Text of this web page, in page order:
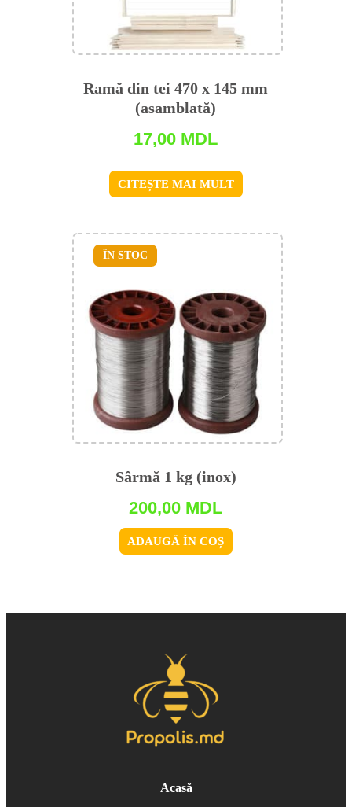
Ramă din tei 470 x 145 mm
(asamblată)
17,00 MDL
CITEȘTE MAI MULT
Sârmă 1 kg (inox)
200,00 MDL
ADAUGĂ ÎN COȘ
ÎN STOC
Acasă